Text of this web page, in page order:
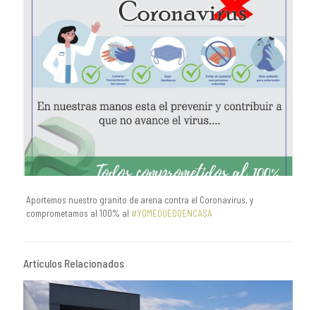
Aportemos nuestro granito de arena contra el Coronavirus, y
comprometamos al 100% al #YOMEQUEDOENCASA
Artículos Relacionados